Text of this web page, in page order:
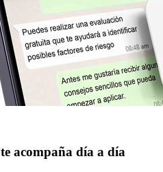
te acompaña día a día